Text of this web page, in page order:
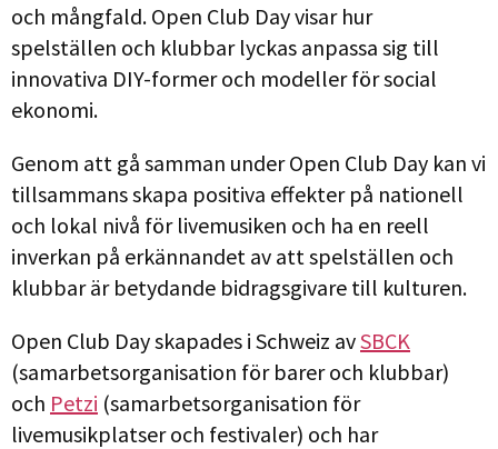
och mångfald. Open Club Day visar hur
spelställen och klubbar lyckas anpassa sig till
innovativa DIY-former och modeller för social
ekonomi.
Genom att gå samman under Open Club Day kan vi
tillsammans skapa positiva effekter på nationell
och lokal nivå för livemusiken och ha en reell
inverkan på erkännandet av att spelställen och
klubbar är betydande bidragsgivare till kulturen.
Open Club Day skapades i Schweiz avSBCK
(samarbetsorganisation för barer och klubbar)
och Petzi (samarbetsorganisation för
livemusikplatser och festivaler) och har